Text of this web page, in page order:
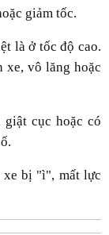
giảm tốc.
là ở tốc độ cao.
xe, vô lăng hoặc
cục hoặc có
xe bị "ì", mất lực